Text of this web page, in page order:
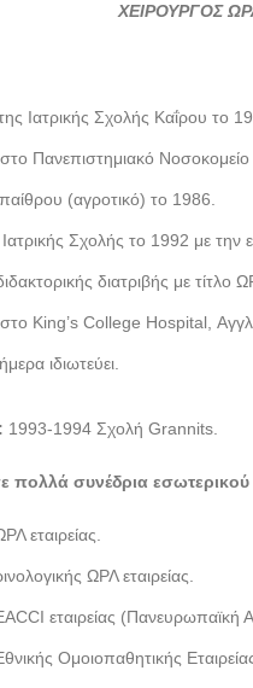
ΧΕΙΡΟΥΡΓΟΣ
Ιατρικής Σχολής Καΐρου το
Πανεπιστημιακό Νοσοκομείο
(αγροτικό) το 1986.
Σχολής το 1992 με την
διατριβής με τίτλο
King’s College Hospital,
ιδιωτεύει.
1993-1994 Σχολή Grannits.
συνέδρια εσωτερικού
εταιρείας.
ΩΡΛ εταιρείας.
εταιρείας (Πανευρωπαϊκή
Ομοιοπαθητικής